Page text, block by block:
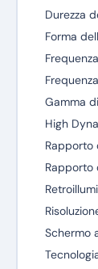
Durezza
Forma
Gamma
High
Rapporto
Rapporto
Schermo